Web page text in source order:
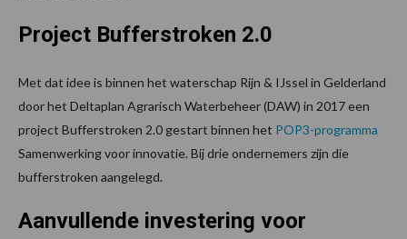
Project Bufferstroken 2.0
Met dat idee is binnen het waterschap Rijn & IJssel in Gelderland
door het Deltaplan Agrarisch Waterbeheer (DAW) in 2017 een
project Bufferstroken 2.0 gestart binnen het POP3-programma
Samenwerking voor innovatie. Bij drie ondernemers zijn die
bufferstroken aangelegd.
Aanvullende investering voor